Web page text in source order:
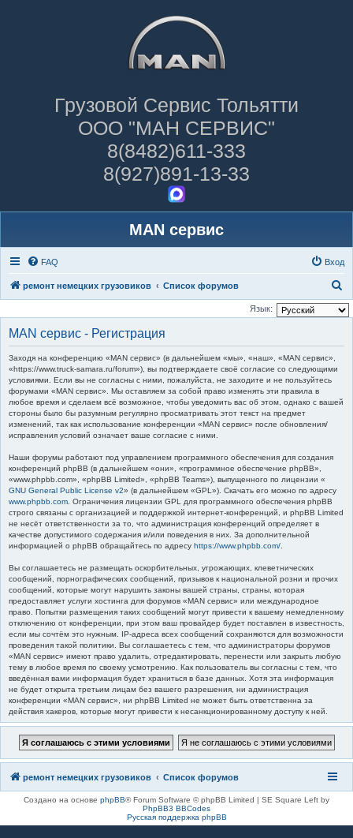
Грузовой Сервис Тольятти
ООО "МАН СЕРВИС"
8(8482)611-333
8(927)891-13-33
MAN сервис
FAQ Вход
ремонт немецких грузовиков Список форумов
о
Язык:
MAN сервис - Регистрация
Заходя на конференцию «MAN сервис» (в дальнейшем «мы», «наш», «MAN сервис»,
«https://www.truck-samara.ru/forum»), вы подтверждаете своё согласие со следующими
условиями. Если вы не согласны с ними, пожалуйста, не заходите и не пользуйтесь
форумами «MAN сервис». Мы оставляем за собой право изменять эти правила в
любое время и сделаем всё возможное, чтобы уведомить вас об этом, однако с вашей
стороны было бы разумным регулярно просматривать этот текст на предмет
изменений, так как использование конференции «MAN сервис» после обновления/
исправления условий означает ваше согласие с ними.
Наши форумы работают под управлением программного обеспечения для создания
конференций phpBB (в дальнейшем «они», «программное обеспечение phpBB»,
«www.phpbb.com», «phpBB Limited», «phpBB Teams»), выпущенного по лицензии «
GNU General Public License v2» (в дальнейшем «GPL»). Скачать его можно по адресу
www.phpbb.com . Ограничения лицензии GPL для программного обеспечения phpBB
строго связаны с организацией и поддержкой интернет-конференций, и phpBB Limited
не несёт ответственности за то, что администрация конференций определяет в
качестве допустимого содержания и/или поведения в них. За дополнительной
информацией о phpBB обращайтесь по адресу https://www.phpbb.com/
Вы соглашаетесь не размещать оскорбительных, угрожающих, клеветнических
сообщений, порнографических сообщений, призывов к национальной розни и прочих
сообщений, которые могут нарушить законы вашей страны, страны, которая
предоставляет услуги хостинга для форумов «MAN сервис» или международное
право. Попытки размещения таких сообщений могут привести к вашему немедленному
отключению от конференции, при этом ваш провайдер будет поставлен в известность,
если мы сочтём это нужным. IP-адреса всех сообщений сохраняются для возможности
проведения такой политики. Вы соглашаетесь с тем, что администраторы форумов
«MAN сервис» имеют право удалить, отредактировать, перенести или закрыть любую
тему в любое время по своему усмотрению. Как пользователь вы согласны с тем, что
введённая вами информация будет храниться в базе данных. Хотя эта информация
не будет открыта третьим лицам без вашего разрешения, ни администрация
конференции «MAN сервис», ни phpBB Limited не может быть ответственна за
действия хакеров, которые могут привести к несанкционированному доступу к ней.
ремонт немецких грузовиков Список форумов
Создано на основе phpBB® Forum Software © phpBB Limited | SE Square Left by
PhpBB3 BBCodes
Русская поддержка phpBB